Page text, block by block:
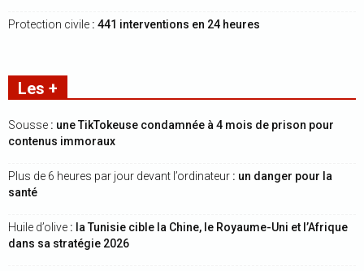
Protection civile : 441 interventions en 24 heures
Les +
Sousse : une TikTokeuse condamnée à 4 mois de prison pour
contenus immoraux
Plus de 6 heures par jour devant l’ordinateur : un danger pour la
santé
Huile d’olive : la Tunisie cible la Chine, le Royaume-Uni et l’Afrique
dans sa stratégie 2026